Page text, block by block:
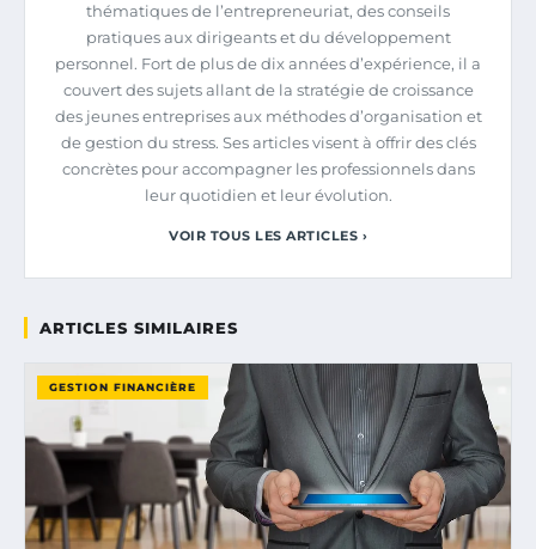
thématiques de l’entrepreneuriat, des conseils
pratiques aux dirigeants et du développement
personnel. Fort de plus de dix années d’expérience, il a
couvert des sujets allant de la stratégie de croissance
des jeunes entreprises aux méthodes d’organisation et
de gestion du stress. Ses articles visent à offrir des clés
concrètes pour accompagner les professionnels dans
leur quotidien et leur évolution.
VOIR TOUS LES ARTICLES ›
ARTICLES SIMILAIRES
GESTION FINANCIÈRE